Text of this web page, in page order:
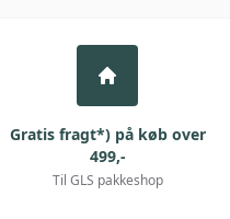
Gratis fragt*) på køb over
499,-
Til GLS pakkeshop